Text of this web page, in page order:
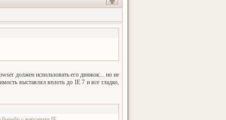
должен использовать его движок... но не
выставлял вплоть до IE 7 и все гладко,